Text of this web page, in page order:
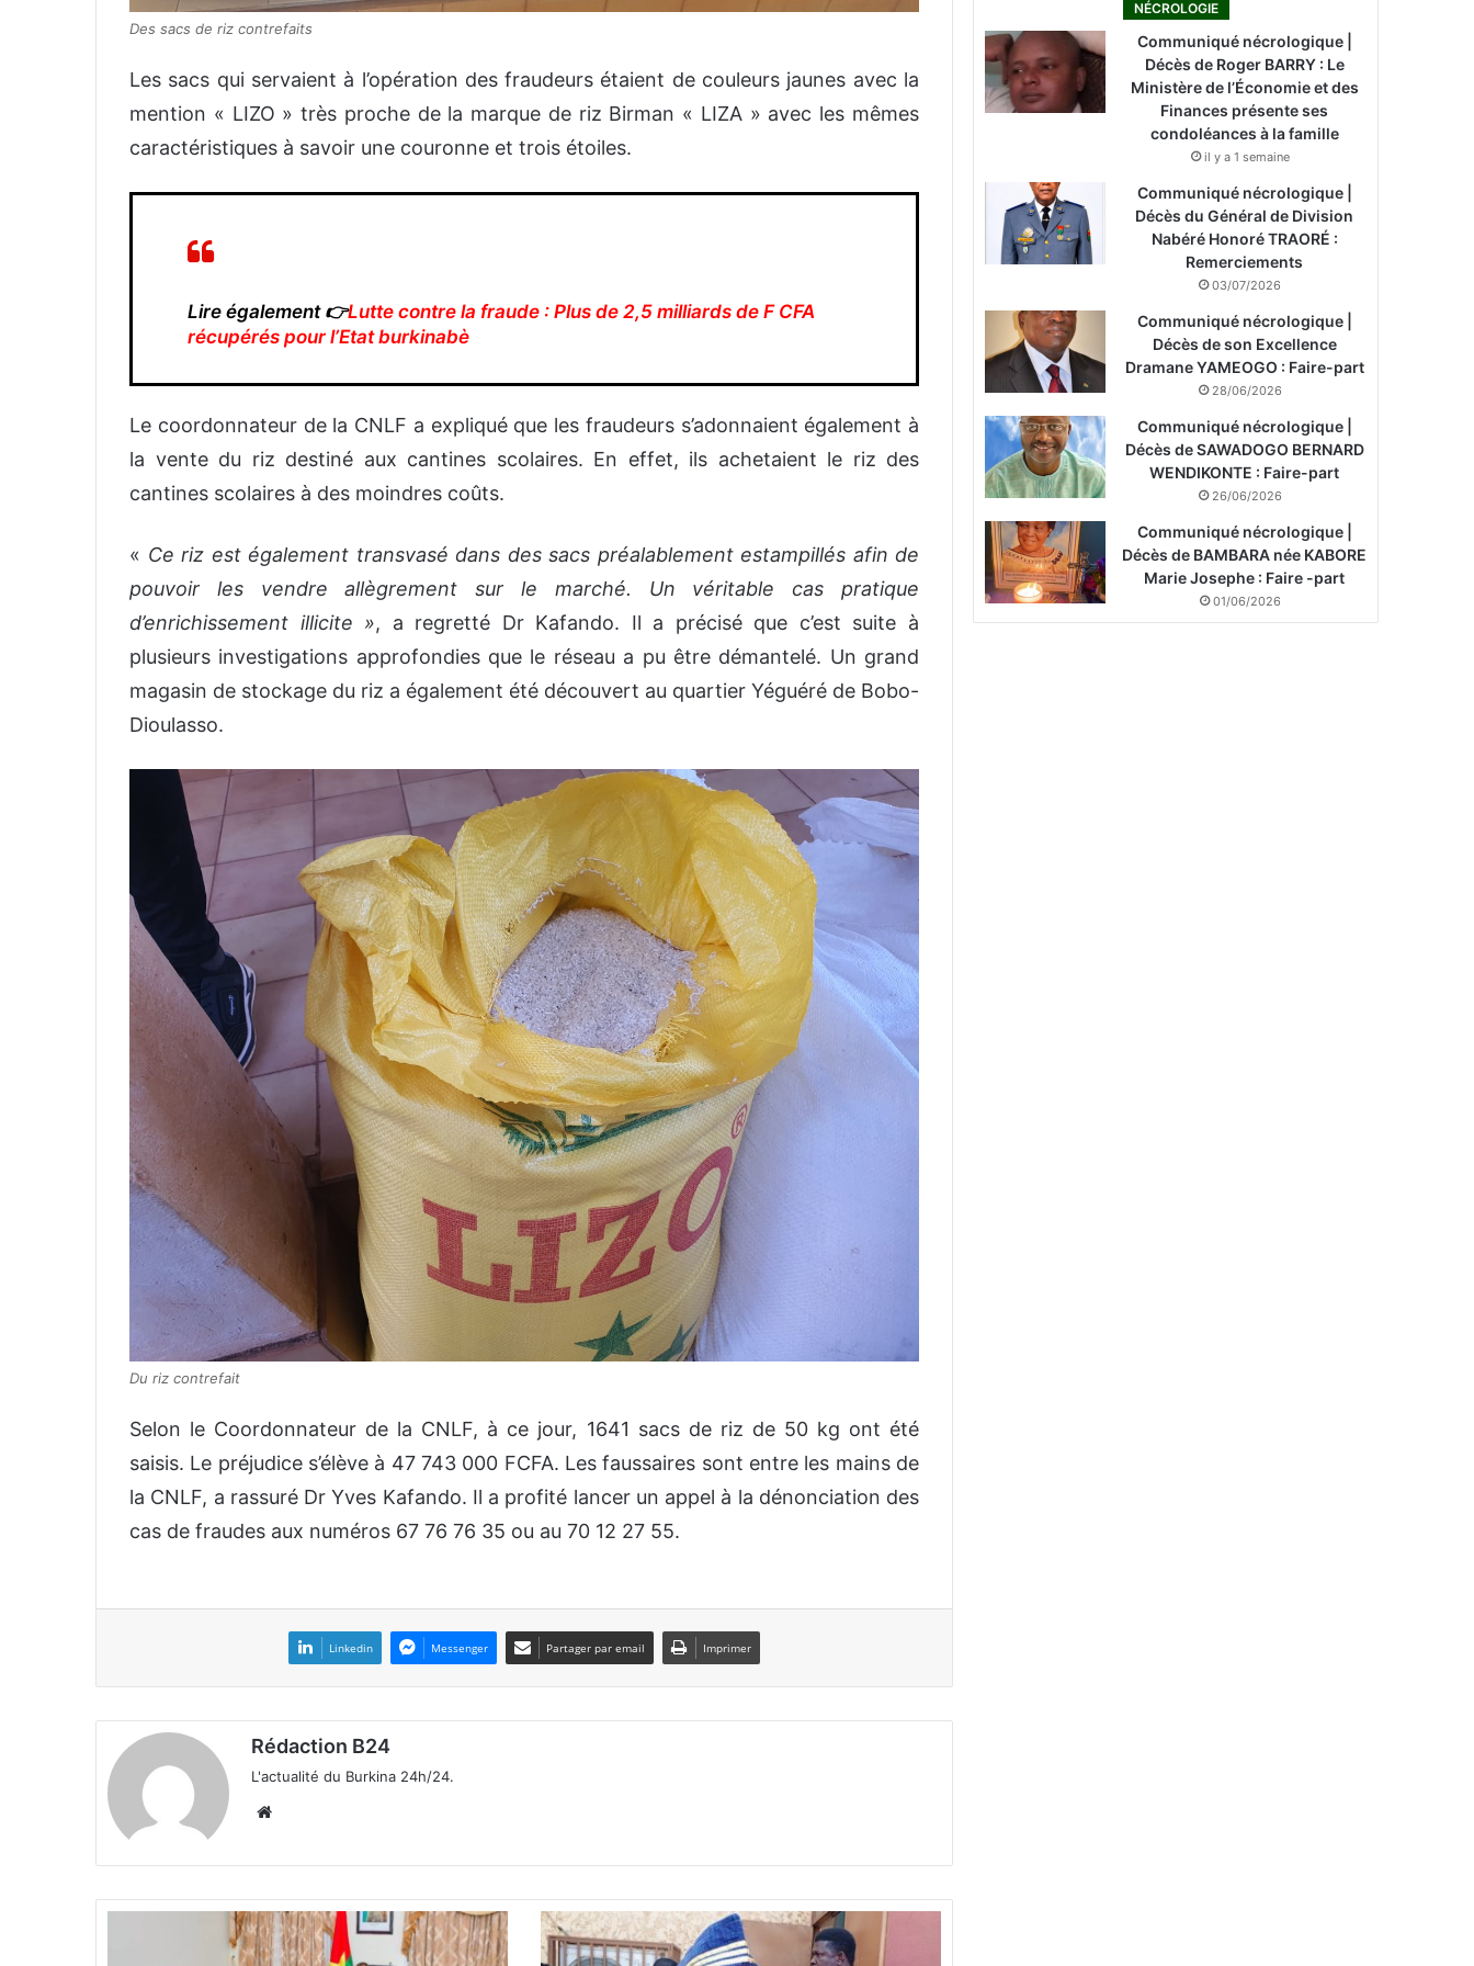
Des sacs de riz contrefaits
Les sacs qui servaient à l’opération des fraudeurs étaient de couleurs jaunes avec la
mention « LIZO » très proche de la marque de riz Birman « LIZA » avec les mêmes
caractéristiques à savoir une couronne et trois étoiles.
Lire également 👉Lutte contre la fraude : Plus de 2,5 milliards de F CFA
récupérés pour l’Etat burkinabè
Le coordonnateur de la CNLF a expliqué que les fraudeurs s’adonnaient également à
la vente du riz destiné aux cantines scolaires. En effet, ils achetaient le riz des
cantines scolaires à des moindres coûts.
« Ce riz est également transvasé dans des sacs préalablement estampillés afin de
pouvoir les vendre allègrement sur le marché. Un véritable cas pratique
d’enrichissement illicite », a regretté Dr Kafando. Il a précisé que c’est suite à
plusieurs investigations approfondies que le réseau a pu être démantelé. Un grand
magasin de stockage du riz a également été découvert au quartier Yéguéré de Bobo-
Dioulasso.
Du riz contrefait
Selon le Coordonnateur de la CNLF, à ce jour, 1641 sacs de riz de 50 kg ont été
saisis. Le préjudice s’élève à 47 743 000 FCFA. Les faussaires sont entre les mains de
la CNLF, a rassuré Dr Yves Kafando. Il a profité lancer un appel à la dénonciation des
cas de fraudes aux numéros 67 76 76 35 ou au 70 12 27 55.
Linkedin Messenger Partager par email Imprimer
Rédaction B24
L'actualité du Burkina 24h/24.
te
L
e
NÉCROLOGIE
Communiqué nécrologique |
Décès de Roger BARRY : Le
Ministère de l’Économie et des
Finances présente ses
condoléances à la famille
il y a 1 semaine
Communiqué nécrologique |
Décès du Général de Division
Nabéré Honoré TRAORÉ :
Remerciements
03/07/2026
Communiqué nécrologique |
Décès de son Excellence
Dramane YAMEOGO : Faire-part
28/06/2026
Communiqué nécrologique |
Décès de SAWADOGO BERNARD
WENDIKONTE : Faire-part
26/06/2026
Communiqué nécrologique |
Décès de BAMBARA née KABORE
Marie Josephe : Faire -part
01/06/2026